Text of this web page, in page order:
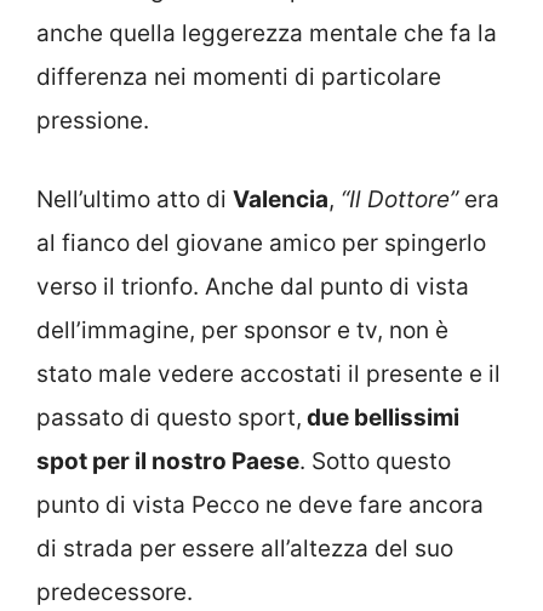
anche quella leggerezza mentale che fa la
differenza nei momenti di particolare
pressione.
Nell’ultimo atto di Valencia, “Il Dottore”era
al fianco del giovane amico per spingerlo
verso il trionfo. Anche dal punto di vista
dell’immagine, per sponsor e tv, non è
stato male vedere accostati il presente e il
passato di questo sport, due bellissimi
spot per il nostro Paese. Sotto questo
punto di vista Pecco ne deve fare ancora
di strada per essere all’altezza del suo
predecessore.